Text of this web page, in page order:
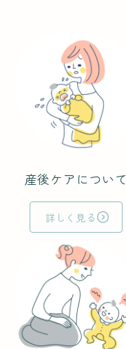
産後ケアについて
詳しく見る